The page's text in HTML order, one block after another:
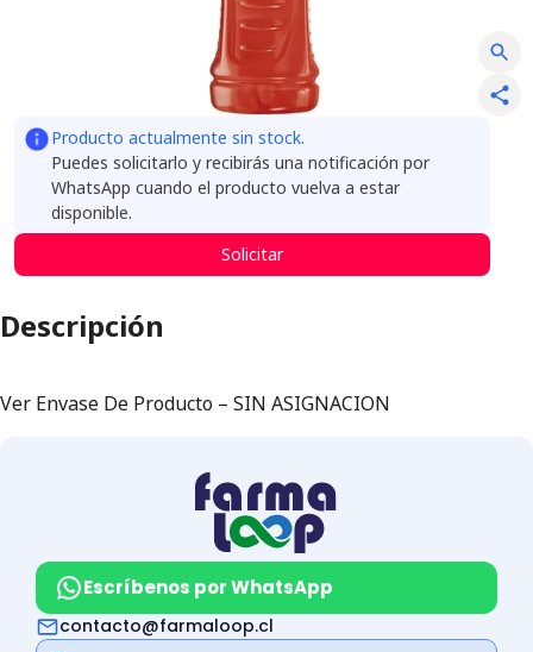
Producto actualmente sin stock.
Puedes solicitarlo y recibirás una notificación por
WhatsApp cuando el producto vuelva a estar
disponible.
Solicitar
Descripción
Ver Envase De Producto – SIN ASIGNACION
Escríbenos por WhatsApp
contacto@farmaloop.cl